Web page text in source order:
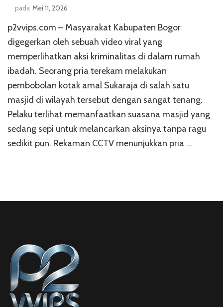
pada Mei 11, 2026
p2vvips.com – Masyarakat Kabupaten Bogor
digegerkan oleh sebuah video viral yang
memperlihatkan aksi kriminalitas di dalam rumah
ibadah. Seorang pria terekam melakukan
pembobolan kotak amal Sukaraja di salah satu
masjid di wilayah tersebut dengan sangat tenang.
Pelaku terlihat memanfaatkan suasana masjid yang
sedang sepi untuk melancarkan aksinya tanpa ragu
sedikit pun. Rekaman CCTV menunjukkan pria …